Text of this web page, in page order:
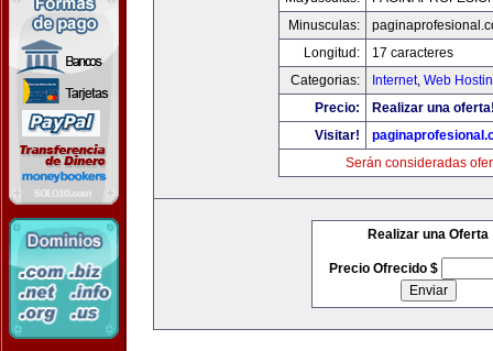
Minusculas:
Longitud:
17 caracteres
Categorias:
Internet, Web
Precio:
Realizar una
Visitar!
Serán consideradas
Realizar una Oferta
Precio Ofrecido $